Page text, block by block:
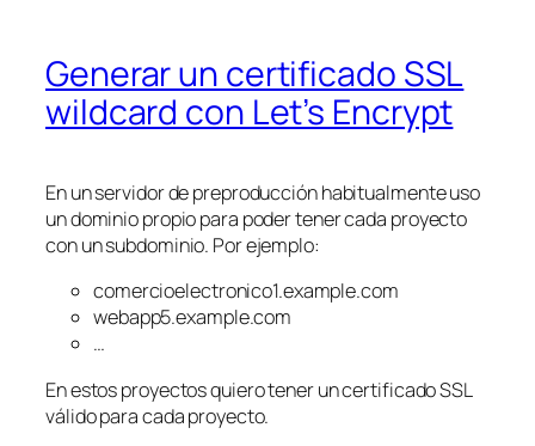
Generar un certificado SSL
wildcard con Let’s Encrypt
En un servidor de preproducción habitualmente uso
un dominio propio para poder tener cada proyecto
con un subdominio. Por ejemplo:
comercioelectronico1.example.com
webapp5.example.com
…
En estos proyectos quiero tener un certificado SSL
válido para cada proyecto.